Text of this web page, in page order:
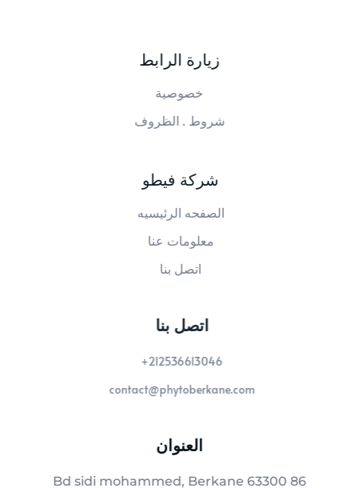
زيارة الرابط
خصوصية
شروط . الظروف
شركة فيطو
الصفحه الرئيسيه
معلومات عنا
اتصل بنا
اتصل بنا
212536613046+
contact@phytoberkane.com
العنوان
86 Bd sidi mohammed, Berkane 63300